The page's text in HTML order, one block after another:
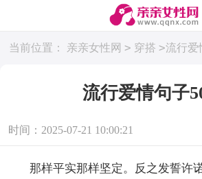
当前位置： 亲亲女性网 > 穿搭 >流行爱
流行爱情句子
时间：2025-07-21 10:00:21
那样平实那样坚定。反之发誓许